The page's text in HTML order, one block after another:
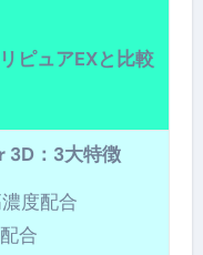
ピュアEXと比較
3D：3大特徴
度配合
合